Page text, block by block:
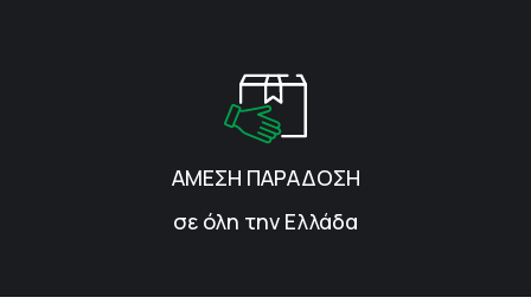
ΑΜΕΣΗ ΠΑΡΑΔΟΣΗ
σε όλη την Ελλάδα